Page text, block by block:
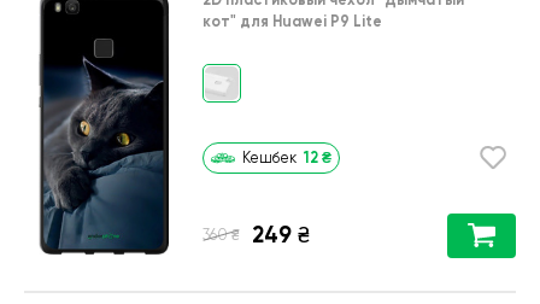
кот" для Huawei P9 Lite
Кешбек 12 ₴
360 ₴ 249 ₴